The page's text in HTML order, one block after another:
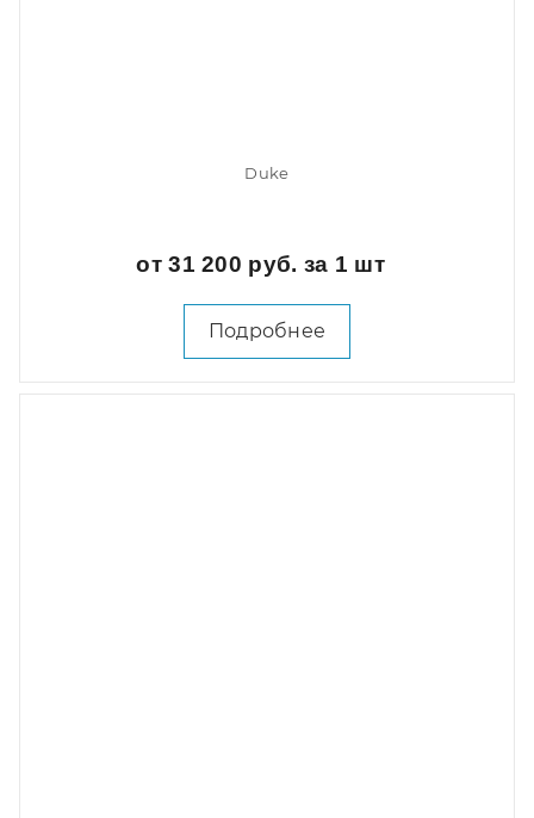
Duke
от 31 200 руб. за 1 шт
Подробнее